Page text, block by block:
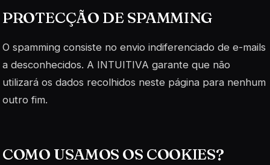
PROTECÇÃO DE SPAMMING
O spamming consiste no envio indiferenciado de e-mails
a desconhecidos. A INTUITIVA garante que não
utilizará os dados recolhidos neste página para nenhum
outro fim.
COMO USAMOS OS COOKIES?